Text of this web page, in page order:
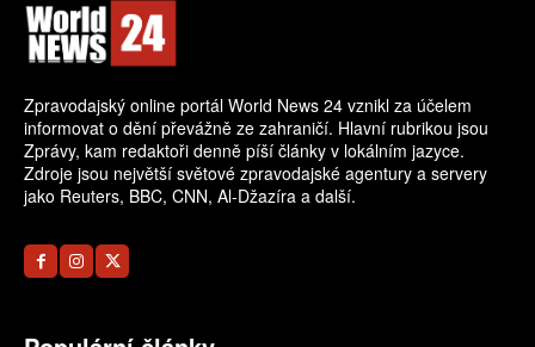
Zpravodajský online portál World News 24 vznikl za účelem
informovat o dění převážně ze zahraničí. Hlavní rubrikou jsou
Zprávy, kam redaktoři denně píší články v lokálním jazyce.
Zdroje jsou největší světové zpravodajské agentury a servery
jako Reuters, BBC, CNN, Al-Džazíra a další.